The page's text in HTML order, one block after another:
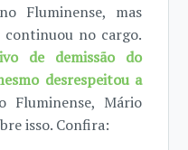
Fluminense, mas
continuou no cargo.
de demissão do
desrespeitou a
Fluminense, Mário
isso. Confira: